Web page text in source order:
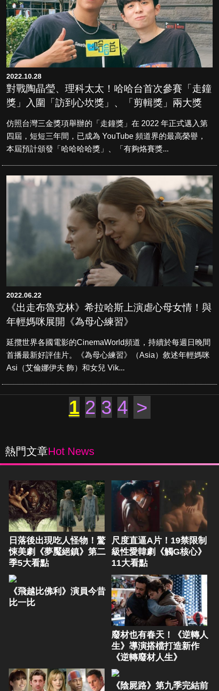
2022.10.28
對戰陶晶瑩、理科太太！哈哈台首次參賽「走鐘
獎」入圍「訪到心坎獎」、「剪輯獎」兩大獎
仿照台灣三金獎項舉辦的「走鐘獎」在 2022 年正式邁入第
四屆，短短三年間，已成為 YouTube 頻道界的最高榮譽，
本屆預計頒發「哈哈哈哈獎」、「有夠烙賽獎...
2022.06.22
《出走布魯克林》希拉哈斯上演虐心母女情！與
年輕媽咪展開《為母心練習》
延攬世界各國電影的CinemaWorld頻道，持續於每週日晚間
首播最新好評佳片。《為母心練習》（Asia）敘述年輕媽咪
Asi（艾倫娜伊夫 飾）和女兒 Vik...
1 2 3 4 >
熱門文章Hot News
日落後出現吃人怪物！驚
悚美劇《夢魘絕鎮》第二
季5大看點
尺度直逼A片！19禁限制
級性愛韓劇《觸G核心》
11大看點
《飛越比佛利》演員今昔
比一比
廢材也有春天！《逆轉人
生》導演搭檔打造新作
《逆轉廢材人生》
《陰屍路》第九季完結前